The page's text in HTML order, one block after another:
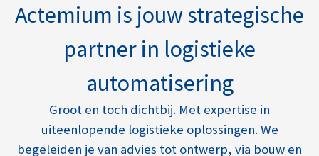
Actemium is jouw strategische
partner in logistieke
automatisering
Groot en toch dichtbij. Met expertise in
uiteenlopende logistieke oplossingen. We
begeleiden je van advies tot ontwerp, via bouw en